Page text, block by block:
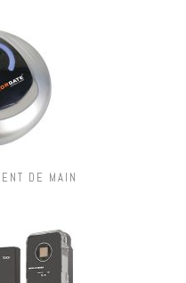
DE MAIN